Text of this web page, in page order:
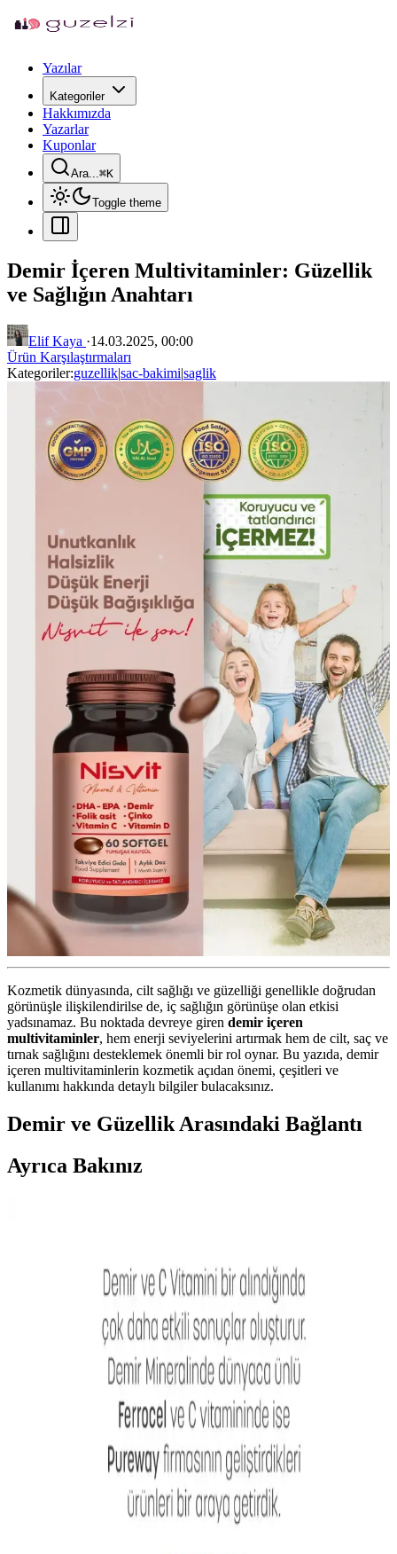
Yazılar
Kategoriler
Hakkımızda
Yazarlar
Kuponlar
Ara...⌘K
Toggle theme
Demir İçeren Multivitaminler: Güzellik
ve Sağlığın Anahtarı
Elif Kaya ·14.03.2025, 00:00
Ürün Karşılaştırmaları
Kategoriler:guzellik|sac-bakimi|saglik
Kozmetik dünyasında, cilt sağlığı ve güzelliği genellikle doğrudan
görünüşle ilişkilendirilse de, iç sağlığın görünüşe olan etkisi
yadsınamaz. Bu noktada devreye giren demir içeren
multivitaminler, hem enerji seviyelerini artırmak hem de cilt, saç ve
tırnak sağlığını desteklemek önemli bir rol oynar. Bu yazıda, demir
içeren multivitaminlerin kozmetik açıdan önemi, çeşitleri ve
kullanımı hakkında detaylı bilgiler bulacaksınız.
Demir ve Güzellik Arasındaki Bağlantı
Ayrıca Bakınız
Demir eksikliği saç dökülmesine ve ciltte solgunluk gibi sorunlara
yol açabilir. Demir takviyeleri ve dengeli beslenme ile güzellik ve
Sağlıklı Cilt, Saç ve Tırnaklar İçin Yeterli Protein ve
Besin Öğelerinin Önemi
Protein, cilt, saç ve tırnak sağlığında temel rol oynar. Yetersiz protein
alımı sorunlara yol açarken, demir, vitamin C, B12 ve omega-3
desteği de önemlidir. Dengeli beslenme ve takviyelerle sağlık
Göz Altı Morluklarının Nedenleri, Tedavi
Yöntemleri ve Bakım Önerileri